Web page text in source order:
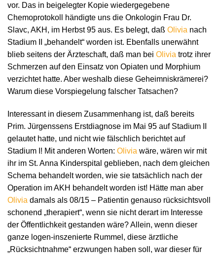
vor. Das in beigelegter Kopie wiedergegebene
Chemoprotokoll händigte uns die Onkologin Frau Dr.
Slavc, AKH, im Herbst 95 aus. Es belegt, daß Olivia nach
Stadium II „behandelt“ worden ist. Ebenfalls unerwähnt
blieb seitens der Ärzteschaft, daß man bei Olivia trotz ihrer
Schmerzen auf den Einsatz von Opiaten und Morphium
verzichtet hatte. Aber weshalb diese Geheimniskrämerei?
Warum diese Vorspiegelung falscher Tatsachen?
Interessant in diesem Zusammenhang ist, daß bereits
Prim. Jürgenssens Erstdiagnose im Mai 95 auf Stadium II
gelautet hatte, und nicht wie fälschlich berichtet auf
Stadium I! Mit anderen Worten: Olivia wäre, wären wir mit
ihr im St. Anna Kinderspital geblieben, nach dem gleichen
Schema behandelt worden, wie sie tatsächlich nach der
Operation im AKH behandelt worden ist! Hätte man aber
Olivia damals als 08/15 – Patientin genauso rücksichtsvoll
schonend „therapiert“, wenn sie nicht derart im Interesse
der Öffentlichkeit gestanden wäre? Allein, wenn dieser
ganze logen-inszenierte Rummel, diese ärztliche
„Rücksichtnahme“ erzwungen haben soll, war dieser für